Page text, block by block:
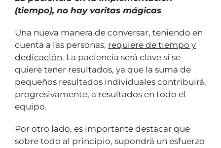
(tiempo), no hay varitas mágicas
Una nueva manera de conversar, teniendo en
cuenta a las personas, requiere de tiempo y
dedicación. La paciencia será clave si se
quiere tener resultados, ya que la suma de
pequeños resultados individuales contribuirá,
progresivamente, a resultados en todo el
equipo.
Por otro lado, es importante destacar que
sobre todo al principio, supondrá un esfuerzo